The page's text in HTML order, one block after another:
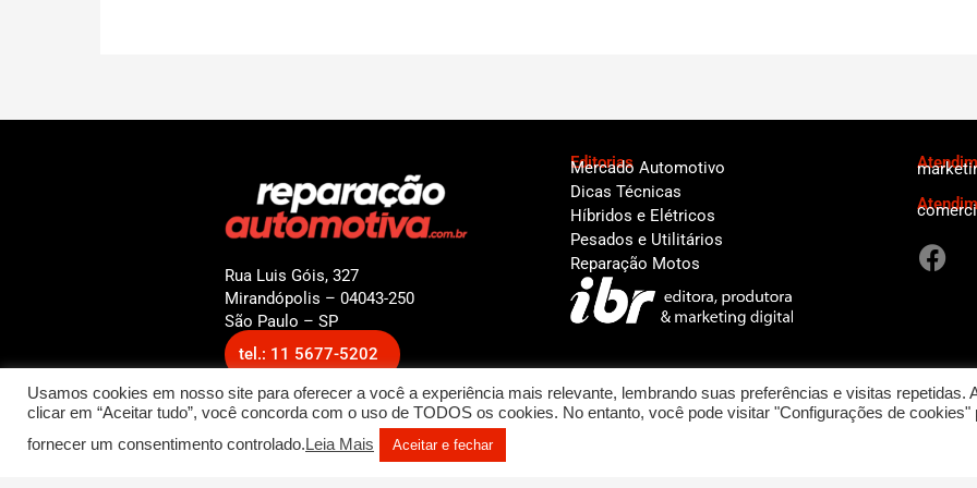
Rua Luis Góis, 327
Mirandópolis – 04043-250
São Paulo – SP
tel.: 11 5677-5202
Editorias
Mercado Automotivo
Dicas Técnicas
Híbridos e Elétricos
Pesados e Utilitários
Reparação Motos
F
a
o
o
© 2022 Reparação Automotiva - Todos os direitos reservados
Usamos cookies em nosso site para oferecer a você a experiência mais relevante, lembrando suas preferências e visitas repetidas.
clicar em “Aceitar tudo”, você concorda com o uso de TODOS os cookies. No entanto, você pode visitar "Configurações de cookies"
fornecer um consentimento controlado. Leia Mais Aceitar e fechar